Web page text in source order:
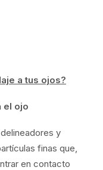
a tus ojos?
el ojo
y
finas que,
en contacto